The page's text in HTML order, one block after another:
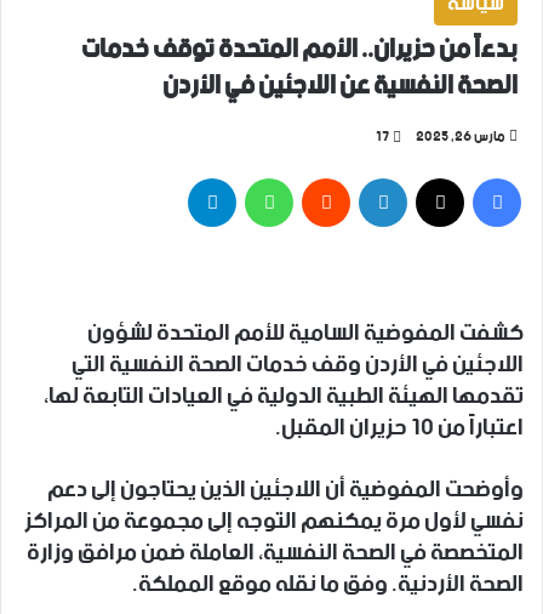
بدءاً من حزيران.. الأمم المتحدة توقف خدمات
الصحة النفسية عن اللاجئين في الأردن
مارس 26, 2025 17
فيسبوك‫X لينكدإن واتساب
كشفت المفوضية السامية للأمم المتحدة لشؤون
اللاجئين في الأردن وقف خدمات الصحة النفسية التي
تقدمها الهيئة الطبية الدولية في العيادات التابعة لها،
اعتباراً من 10 حزيران المقبل.
وأوضحت المفوضية أن اللاجئين الذين يحتاجون إلى دعم
نفسي لأول مرة يمكنهم التوجه إلى مجموعة من المراكز
المتخصصة في الصحة النفسية، العاملة ضمن مرافق وزارة
الصحة الأردنية. وفق ما نقله موقع المملكة.